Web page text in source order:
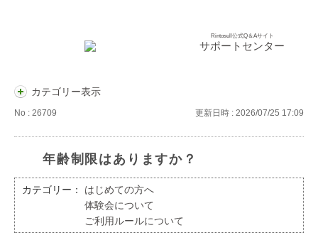
サポートセンター
Rintosull公式Q＆Aサイト
カテゴリー表示
No : 26709 更新日時 : 2026/07/25 17:09
年齢制限はありますか？
カテゴリー：
はじめての方へ
体験会について
ご利用ルールについて